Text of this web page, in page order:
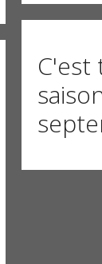
C'est